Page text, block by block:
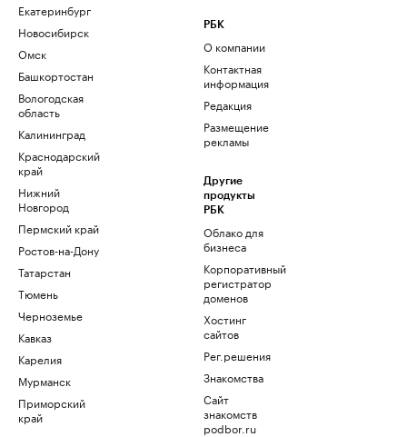
Екатеринбург
Новосибирск
Омск
Башкортостан
Вологодская
область
Калининград
Краснодарский
край
Нижний
Новгород
Пермский край
Ростов-на-Дону
Татарстан
Тюмень
Черноземье
Кавказ
Карелия
Мурманск
Приморский
край
РБК
О компании
Контактная
информация
Редакция
Размещение
рекламы
Другие
продукты
РБК
Облако для
бизнеса
Корпоративный
регистратор
доменов
Хостинг
сайтов
Рег.решения
Знакомства
Сайт
знакомств
podbor.ru